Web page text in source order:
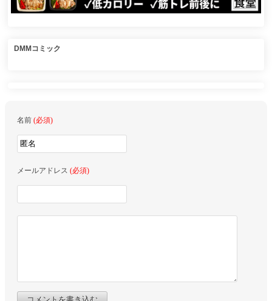
DMMコミック
名前 (必須)
メールアドレス (必須)